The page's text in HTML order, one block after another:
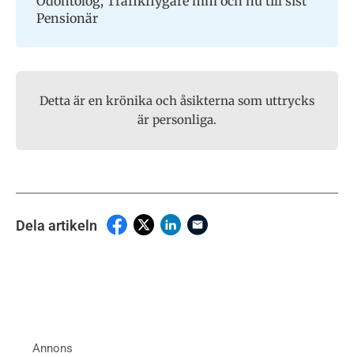
Pensionär
Detta är en krönika och åsikterna som uttrycks
är personliga.
Dela artikeln